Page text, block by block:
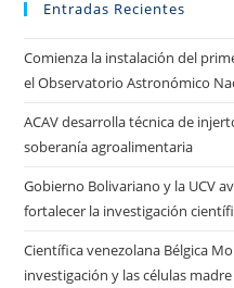
Entradas Recientes
Comienza la instalación del
el Observatorio Astronómico
ACAV desarrolla técnica de
soberanía agroalimentaria
Gobierno Bolivariano y la UCV
fortalecer la investigación
Científica venezolana Bélgica
investigación y las células